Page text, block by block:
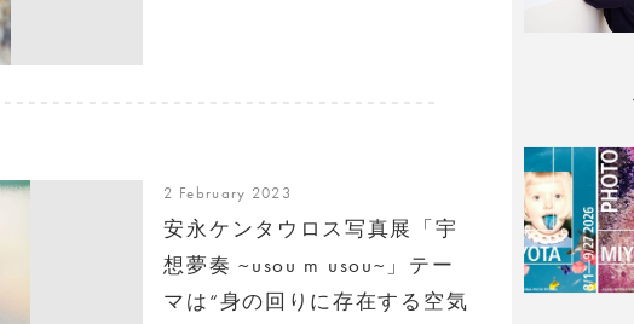
2 February 2023
安永ケンタウロス写真展「宇
想夢奏 ~usou m usou~」テー
マは“身の回りに存在する空気